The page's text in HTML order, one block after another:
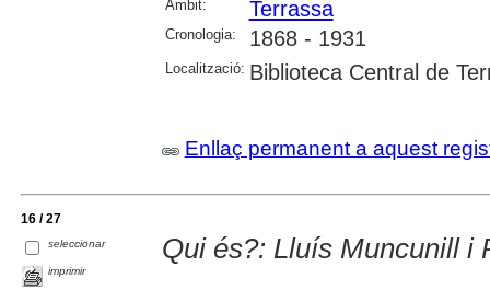
Àmbit: Terrassa
Cronologia: 1868 - 1931
Localització: Biblioteca Central de
Enllaç permanent a aquest
16 / 27
seleccionar
imprimir
Qui és?: Lluís Muncunill i